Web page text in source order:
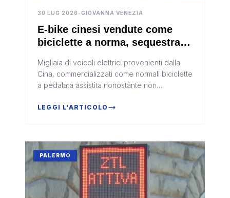
30 LUG 2026 •GIOVANNA VENEZIA
E-bike cinesi vendute come
biciclette a norma, sequestrati
Migliaia di veicoli elettrici provenienti dalla
Cina, commercializzati come normali biciclette
a pedalata assistita nonostante non
normativa, sono stati seques...
LEGGI L'ARTICOLO
PALERMO